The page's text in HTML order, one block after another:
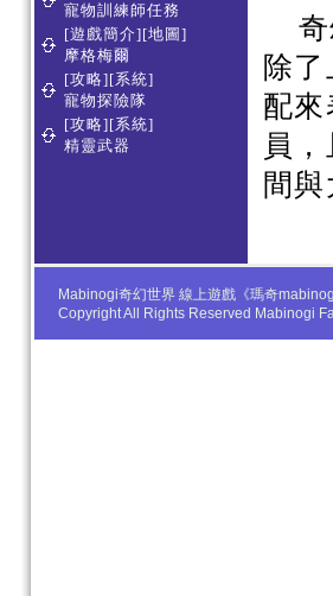
寵物訓練師任務
[遊戲簡介][地圖]
摩格梅爾
[攻略][系統]
寵物探險隊
[攻略][系統]
精靈武器
除
配
員
間
Mabinogi奇幻世界 線上遊戲《瑪奇
Copyright All Rights Reserved Mabinogi